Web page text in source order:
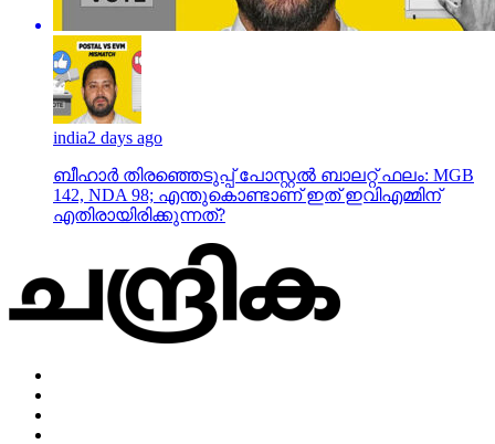
india2 days ago
ബീഹാർ തിരഞ്ഞെടുപ്പ് പോസ്റ്റൽ ബാലറ്റ് ഫലം: MGB
142, NDA 98; എന്തുകൊണ്ടാണ് ഇത് ഇവിഎമ്മിന്
എതിരായിരിക്കുന്നത്?